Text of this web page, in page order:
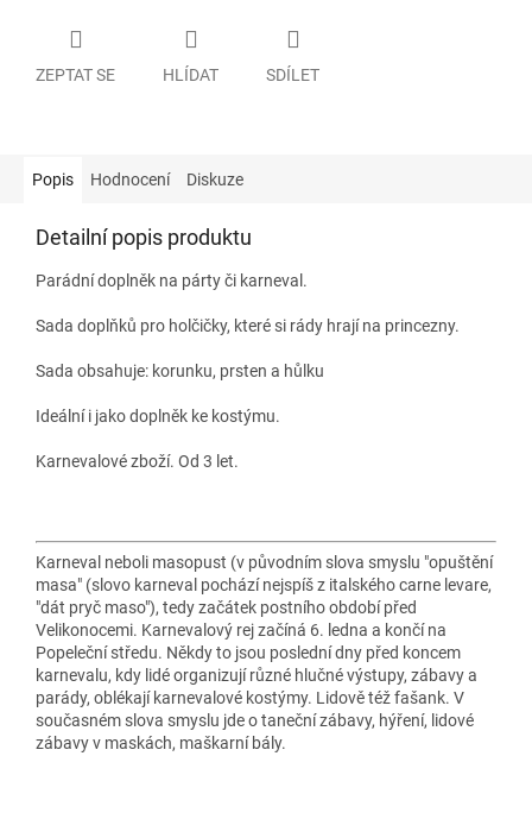
ZEPTAT SE HLÍDAT SDÍLET
Popis Hodnocení Diskuze
Detailní popis produktu
Parádní doplněk na párty či karneval.
Sada doplňků pro holčičky, které si rády hrají na princezny.
Sada obsahuje: korunku, prsten a hůlku
Ideální i jako doplněk ke kostýmu.
Karnevalové zboží. Od 3 let.
Karneval neboli masopust (v původním slova smyslu "opuštění
masa" (slovo karneval pochází nejspíš z italského carne levare,
"dát pryč maso"), tedy začátek postního období před
Velikonocemi. Karnevalový rej začíná 6. ledna a končí na
Popeleční středu. Někdy to jsou poslední dny před koncem
karnevalu, kdy lidé organizují různé hlučné výstupy, zábavy a
parády, oblékají karnevalové kostýmy. Lidově též fašank. V
současném slova smyslu jde o taneční zábavy, hýření, lidové
zábavy v maskách, maškarní bály.